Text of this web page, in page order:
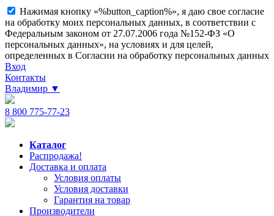
Нажимая кнопку «%button_caption%», я даю свое согласие
на обработку моих персональных данных, в соответствии с
Федеральным законом от 27.07.2006 года №152-ФЗ «О
персональных данных», на условиях и для целей,
определенных в Согласии на обработку персональных данных
Вход
Контакты
Владимир ▼
8 800 775-77-23
Каталог
Распродажа!
Доставка и оплата
Условия оплаты
Условия доставки
Гарантия на товар
Производители